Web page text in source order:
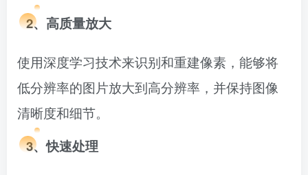
2、高质量放大
使用深度学习技术来识别和重建像素，能够将
低分辨率的图片放大到高分辨率，并保持图像
清晰度和细节。
3、快速处理